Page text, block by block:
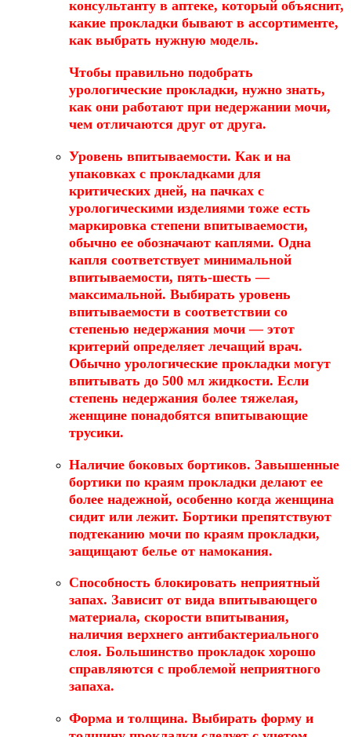
консультанту в аптеке, который объяснит,
какие прокладки бывают в ассортименте,
как выбрать нужную модель.
Чтобы правильно подобрать
урологические прокладки, нужно знать,
как они работают при недержании мочи,
чем отличаются друг от друга.
Уровень впитываемости. Как и на
упаковках с прокладками для
критических дней, на пачках с
урологическими изделиями тоже есть
маркировка степени впитываемости,
обычно ее обозначают каплями. Одна
капля соответствует минимальной
впитываемости, пять-шесть —
максимальной. Выбирать уровень
впитываемости в соответствии со
степенью недержания мочи — этот
критерий определяет лечащий врач.
Обычно урологические прокладки могут
впитывать до 500 мл жидкости. Если
степень недержания более тяжелая,
женщине понадобятся впитывающие
трусики.
Наличие боковых бортиков. Завышенные
бортики по краям прокладки делают ее
более надежной, особенно когда женщина
сидит или лежит. Бортики препятствуют
подтеканию мочи по краям прокладки,
защищают белье от намокания.
Способность блокировать неприятный
запах. Зависит от вида впитывающего
материала, скорости впитывания,
наличия верхнего антибактериального
слоя. Большинство прокладок хорошо
справляются с проблемой неприятного
запаха.
Форма и толщина. Выбирать форму и